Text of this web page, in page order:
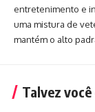
entretenimento e
uma mistura de
mantém o alto
Talvez